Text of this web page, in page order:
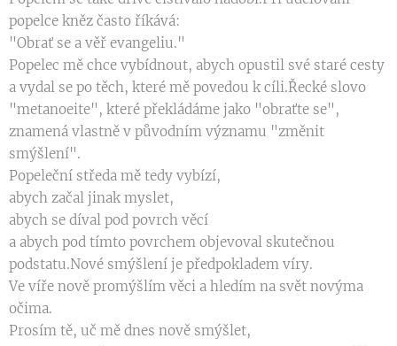
popelce kněz často říkává:
"Obrať se a věř evangeliu."
Popelec mě chce vybídnout, abych opustil své staré cesty
a vydal se po těch, které mě povedou k cíli.Řecké slovo
"metanoeite", které překládáme jako "obraťte se",
znamená vlastně v původním významu "změnit
smýšlení".
Popeleční středa mě tedy vybízí,
abych začal jinak myslet,
abych se díval pod povrch věcí
a abych pod tímto povrchem objevoval skutečnou
podstatu.Nové smýšlení je předpokladem víry.
Ve víře nově promýšlím věci a hledím na svět novýma
očima.
Prosím tě, uč mě dnes nově smýšlet,